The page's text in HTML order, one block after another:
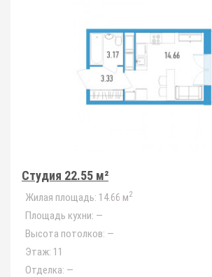
Студия 22.55 м²
Жилая площадь: 14.66 м2
Площадь кухни: —
Высота потолков: —
Этаж: 11
Отделка: —